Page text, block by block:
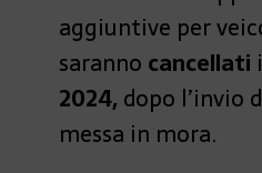
aggiuntive per
saranno cancellati
2024,dopo l’invio
messa in mora.